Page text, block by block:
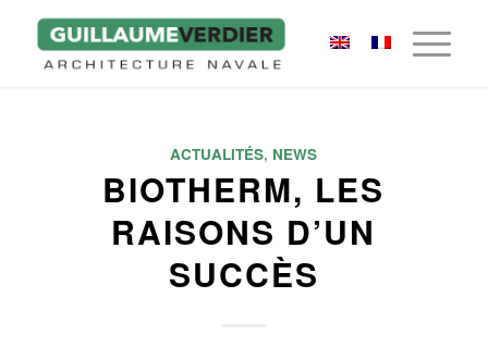
ACTUALITÉS, NEWS
BIOTHERM, LES
RAISONS D’UN
SUCCÈS